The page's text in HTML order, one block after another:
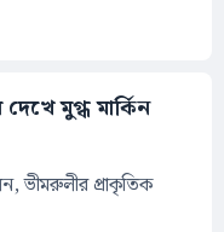
মুগ্ধ মার্কিন
ভীমরুলীর প্রাকৃতিক